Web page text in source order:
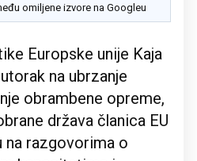
omiljene izvore na Googleu
Europske unije Kaja
na ubrzanje
obrambene opreme,
država članica EU
na razgovorima o